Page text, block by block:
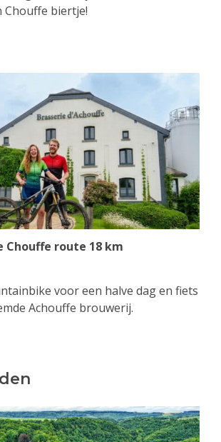
Chouffe biertje!
Chouffe route 18 km
voor een halve dag en fiets
Achouffe brouwerij.